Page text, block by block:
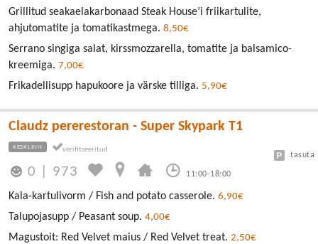
Grillitud seakaelakarbonaad Steak House’i friikartulite,
ahjutomatite ja tomatikastmega. 8,50€
Serrano singiga salat, kirssmozzarella, tomatite ja balsamico-
kreemiga. 7,00€
Frikadellisupp hapukoore ja värske tilliga. 5,90€
Claudz pererestoran - Super Skypark T1
KESKLINN
0 973 11:00-18:00
tasuta
Kala-kartulivorm / Fish and potato casserole. 6,90€
Talupojasupp / Peasant soup. 4,00€
Magustoit: Red Velvet maius / Red Velvet treat. 2,50€